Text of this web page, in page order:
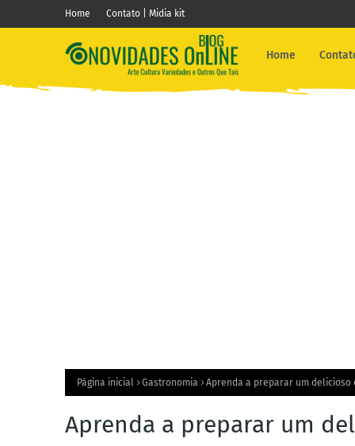
Home Contato | Midia kit
Home
Página inicial Gastronomia Aprenda a preparar um delicioso
Aprenda a preparar um